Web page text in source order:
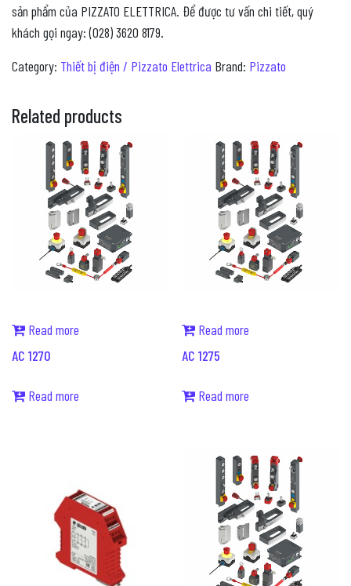
sản phẩm của PIZZATO ELETTRICA. Để được tư vấn chi tiết, quý
khách gọi ngay: (028) 3620 8179.
Category: Thiết bị điện / Pizzato Elettrica Brand: Pizzato
Related products
Read more
AC 1270
Read more
Read more
AC 1275
Read more